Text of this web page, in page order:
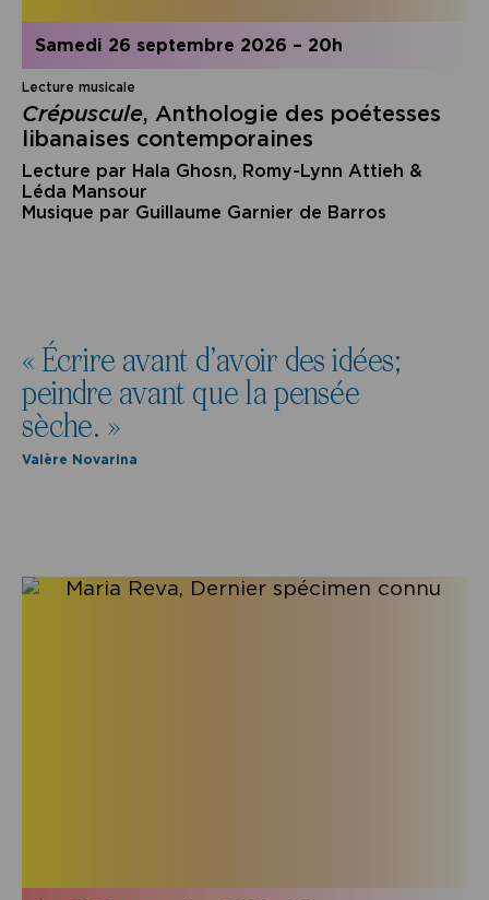
samedi 26 septembre 2026 – 20h
Lecture musicale
Crépuscule, Anthologie des poétesses
libanaises contemporaines
Lecture par Hala Ghosn, Romy-Lynn Attieh &
Léda Mansour
Musique par Guillaume Garnier de Barros
« Écrire avant d’avoir des idées;
peindre avant que la pensée
sèche. »
Valère Novarina